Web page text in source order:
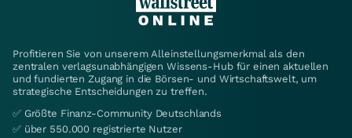
Profitieren Sie von unserem Alleinstellungsmerkmal als den
zentralen verlagsunabhängigen Wissens-Hub für einen aktuellen
und fundierten Zugang in die Börsen- und Wirtschaftswelt, um
strategische Entscheidungen zu treffen.
✅ Größte Finanz-Community Deutschlands
✅ über 550.000 registrierte Nutzer